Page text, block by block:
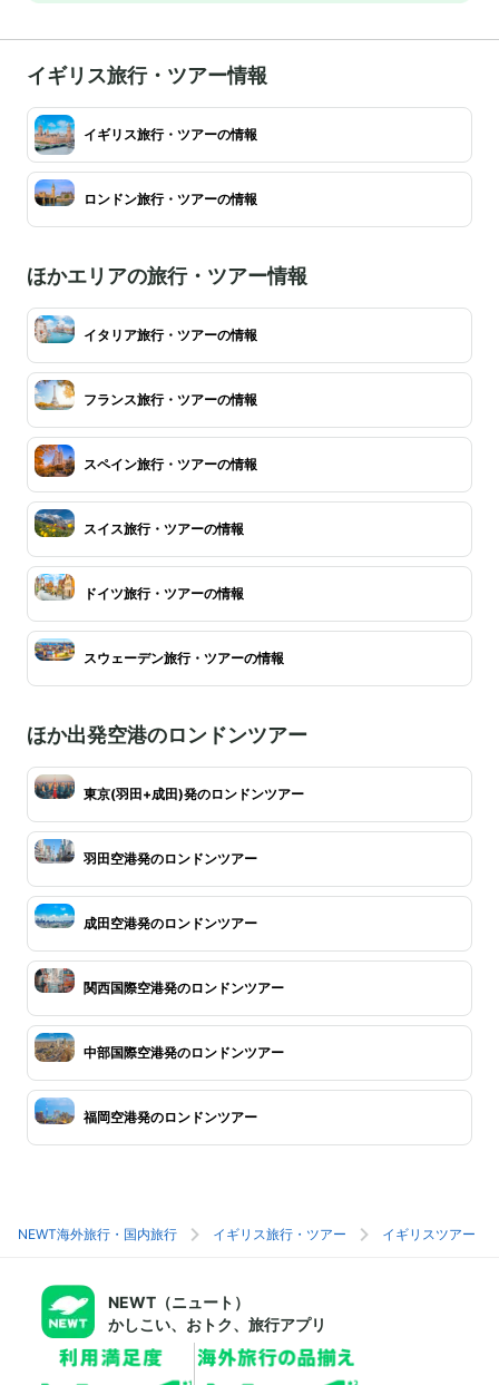
イギリス旅行・ツアー情報
イギリス旅行・ツアーの情報
ロンドン旅行・ツアーの情報
ほかエリアの旅行・ツアー情報
イタリア旅行・ツアーの情報
フランス旅行・ツアーの情報
スペイン旅行・ツアーの情報
スイス旅行・ツアーの情報
ドイツ旅行・ツアーの情報
スウェーデン旅行・ツアーの情報
ほか出発空港のロンドンツアー
東京(羽田+成田)発のロンドンツアー
羽田空港発のロンドンツアー
成田空港発のロンドンツアー
関西国際空港発のロンドンツアー
中部国際空港発のロンドンツアー
福岡空港発のロンドンツアー
NEWT海外旅行・国内旅行 イギリス旅行・ツアー イギリスツアー
NEWT（ニュート）
かしこい、おトク、旅行アプリ